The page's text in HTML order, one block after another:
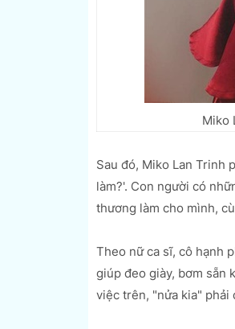
Miko
Sau đó, Miko Lan Trinh
làm?'. Con người có
thương làm cho mình,
Theo nữ ca sĩ, cô hạnh
giúp đeo giày, bơm sẵn
việc trên, "nửa kia" phải